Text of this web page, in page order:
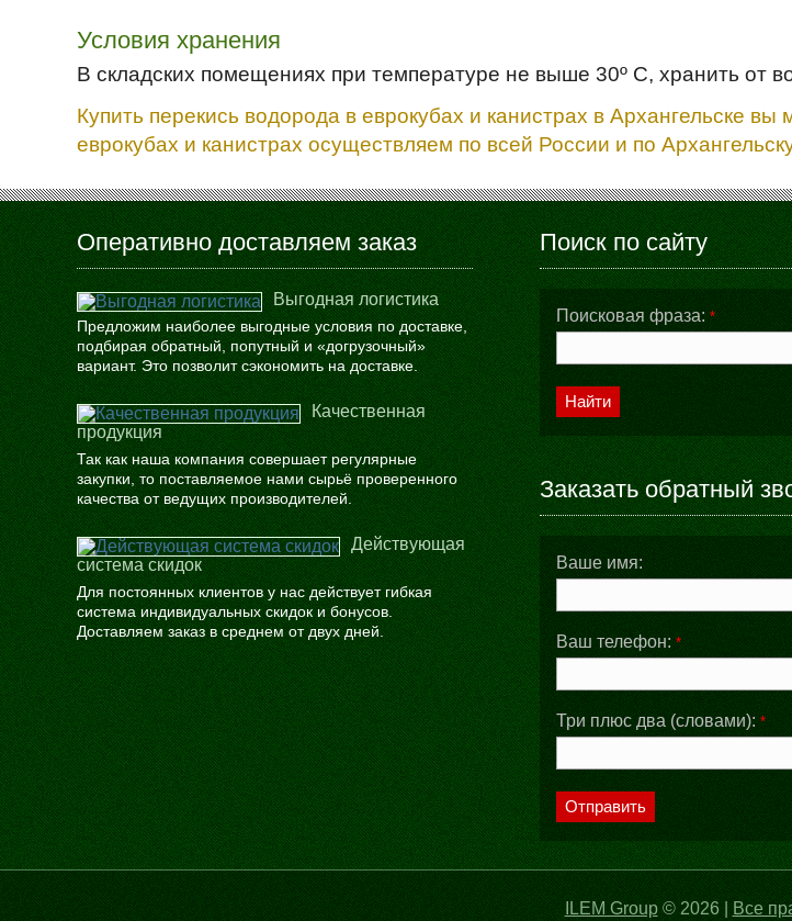
Условия хранения
В складских помещениях при температуре не выше 30º С, хранить от
Купить перекись водорода в еврокубах и канистрах в Архангельске
еврокубах и канистрах осуществляем по всей России и по
Оперативно доставляем заказ
Выгодная логистика
Предложим наиболее выгодные условия по доставке,
подбирая обратный, попутный и «догрузочный»
вариант. Это позволит сэкономить на доставке.
Качественная
продукция
Так как наша компания совершает регулярные
закупки, то поставляемое нами сырьё проверенного
качества от ведущих производителей.
Действующая
система скидок
Для постоянных клиентов у нас действует гибкая
система индивидуальных скидок и бонусов.
Доставляем заказ в среднем от двух дней.
Поиск по сайту
Поисковая фраза: *
Найти
Заказать обратный
Ваше имя:
Ваш телефон: *
Три плюс два (словами): *
Отправить
ILEM Group© 2026 |Все